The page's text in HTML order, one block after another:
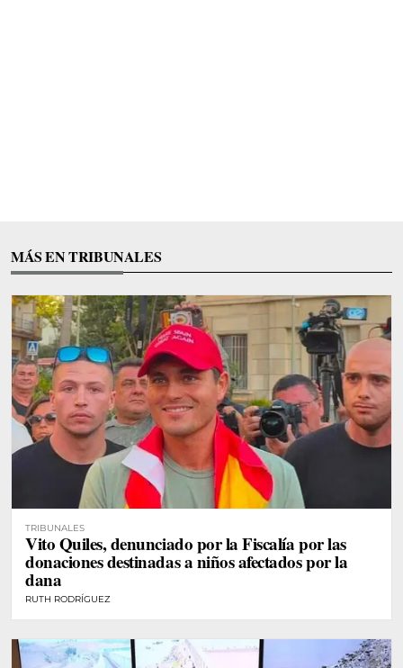
MÁS EN TRIBUNALES
TRIBUNALES
Vito Quiles, denunciado por la Fiscalía por las
donaciones destinadas a niños afectados por la
dana
RUTH RODRÍGUEZ